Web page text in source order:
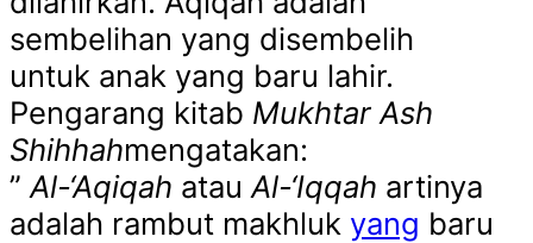
sembelihan yang disembelih
untuk anak yang baru lahir.
Pengarang kitab Mukhtar Ash
Shihhahmengatakan:
” Al-‘Aqiqah atau Al-‘Iqqah artinya
adalah rambut makhluk yang baru